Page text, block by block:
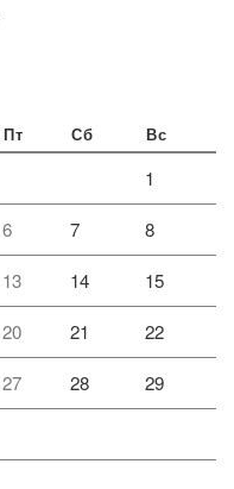
Пт Сб Вс
1
6 7 8
13 14 15
20 21 22
27 28 29